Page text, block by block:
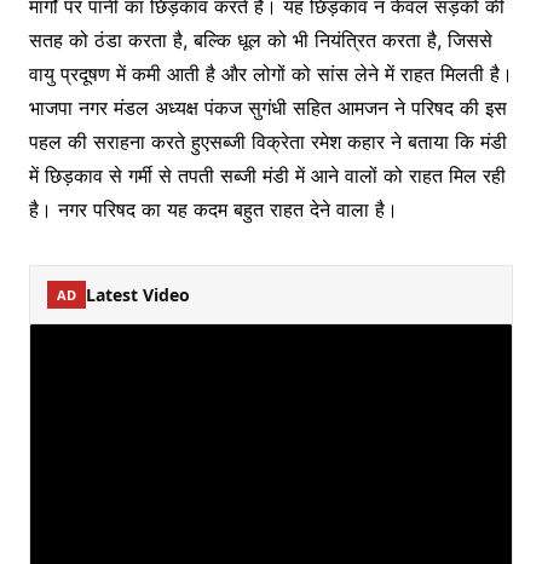
मार्गों पर पानी का छिड़काव करते हैं। यह छिड़काव न केवल सड़कों की
सतह को ठंडा करता है, बल्कि धूल को भी नियंत्रित करता है, जिससे
वायु प्रदूषण में कमी आती है और लोगों को सांस लेने में राहत मिलती है।
भाजपा नगर मंडल अध्यक्ष पंकज सुगंधी सहित आमजन ने परिषद की इस
पहल की सराहना करते हुएसब्जी विक्रेता रमेश कहार ने बताया कि मंडी
में छिड़काव से गर्मी से तपती सब्जी मंडी में आने वालों को राहत मिल रही
है। नगर परिषद का यह कदम बहुत राहत देने वाला है।
AD Latest Video